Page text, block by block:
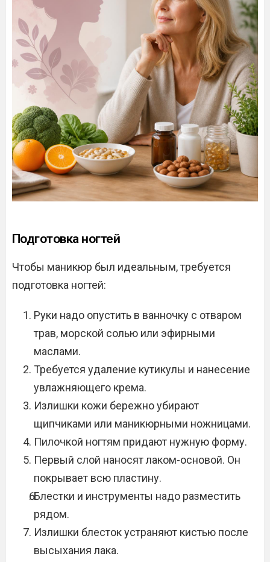
Подготовка ногтей
Чтобы маникюр был идеальным, требуется
подготовка ногтей:
Руки надо опустить в ванночку с отваром
трав, морской солью или эфирными
маслами.
Требуется удаление кутикулы и нанесение
увлажняющего крема.
Излишки кожи бережно убирают
щипчиками или маникюрными ножницами.
Пилочкой ногтям придают нужную форму.
Первый слой наносят лаком-основой. Он
покрывает всю пластину.
Блестки и инструменты надо разместить
рядом.
Излишки блесток устраняют кистью после
высыхания лака.